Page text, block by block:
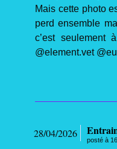
Mais cette photo
perd ensemble
c’est seulement
@element.vet
28/04/2026
posté à